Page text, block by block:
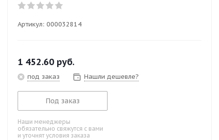
Артикул: 000032814
1 452.60 руб.
под заказ Нашли дешевле?
Под заказ
Наши менеджеры
обязательно свяжутся с вами
и уточнят условия заказа